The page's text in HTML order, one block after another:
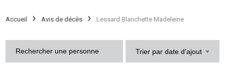
Accueil Avis de décès Lessard Blanchette Madeleine
Trier par date d'ajout